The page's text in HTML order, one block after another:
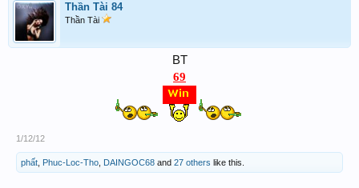
Thần Tài 84
Thần Tài
BT
69
1/12/12
phất Phuc-Loc-Tho DAINGOC68 and 27 others like this.